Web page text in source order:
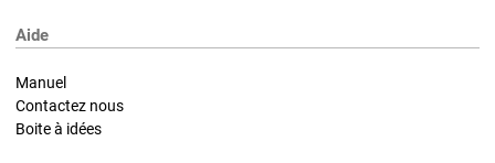
Aide
Manuel
Contactez nous
Boite à idées